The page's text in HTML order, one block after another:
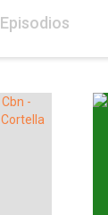
Episodios